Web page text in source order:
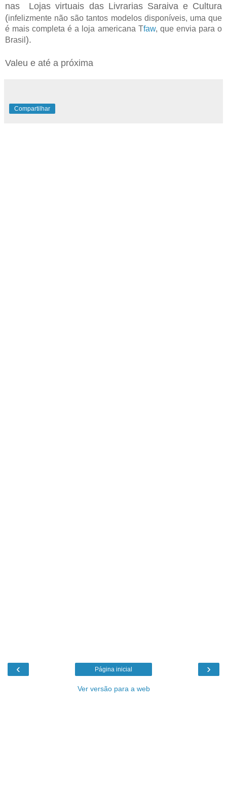
nas Lojas virtuais das Livrarias Saraiva e Cultura
(infelizmente não são tantos modelos disponíveis, uma que
é mais completa é a loja americana Tfaw, que envia para o
Brasil ).
Valeu e até a próxima
Compartilhar
‹ ›
Página inicial
Ver versão para a web